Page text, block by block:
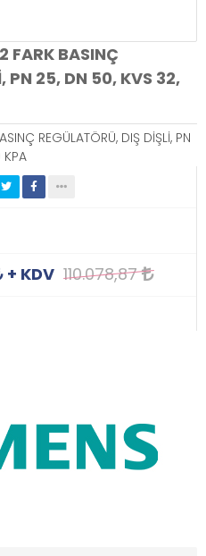
FARK BASINÇ
PN 25, DN 50, KVS 32,
REGÜLATÖRÜ, DIŞ DİŞLİ, PN
+ KDV 110.078,87